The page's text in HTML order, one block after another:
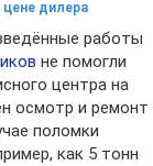
цене дилера
работы
не помогли
центра на
осмотр и ремонт
поломки
как 5 тонн